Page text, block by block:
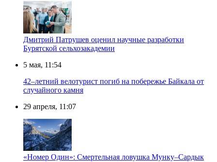
Дмитрий Патрушев оценил научные разработки
Бурятской сельхозакадемии
5 мая, 11:54
42–летний велотурист погиб на побережье Байкала от
случайного камня
29 апреля, 11:07
«Номер Один»: Смертельная ловушка Мунку–Сардык